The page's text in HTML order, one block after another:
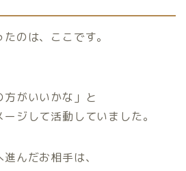
のは、ここです。
方がいいかな」と
ジして活動していました。
んだお相手は、